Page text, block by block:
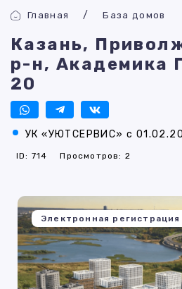
Главная База домов
Казань,
р-н, Академика
20
УК «УЮТСЕРВИС» с
ID: 714 Просмотров: 2
Электронная регистрация